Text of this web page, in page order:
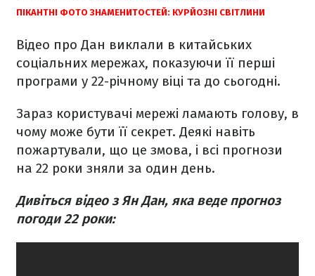
ПІКАНТНІ ФОТО ЗНАМЕНИТОСТЕЙ: КУРЙОЗНІ СВІТЛИНИ
Відео про Дан виклали в китайських
соціальних мережах, показуючи її перші
програми у 22-річному віці та до сьогодні.
Зараз користувачі мережі ламають голову, в
чому може бути її секрет. Деякі навіть
пожартували, що це змова, і всі прогнози
на 22 роки зняли за один день.
Дивіться відео з Ян Дан, яка веде прогноз
погоди 22 роки: